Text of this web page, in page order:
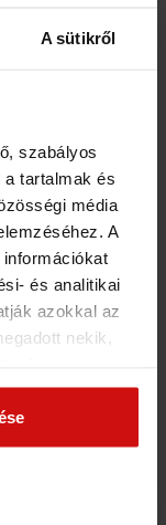
A sütikről
szabályos
tartalmak és
média
A
és analitikai
azokkal az
nekik,
segíti a
jól